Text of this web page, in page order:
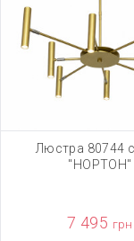
Люстра 80744
"НОРТОН"
7 495 грн